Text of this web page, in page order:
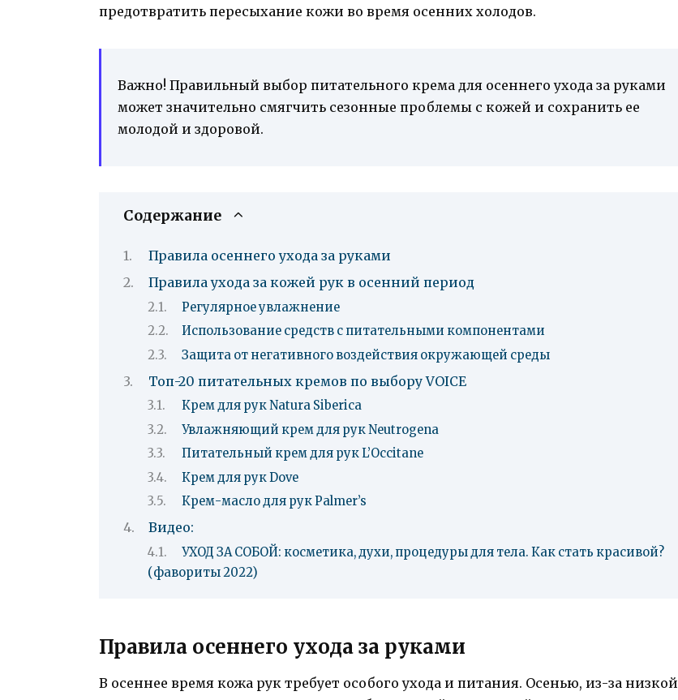
предотвратить пересыхание кожи во время осенних холодов.
Важно! Правильный выбор питательного крема для осеннего ухода за руками
может значительно смягчить сезонные проблемы с кожей и сохранить ее
молодой и здоровой.
Содержание
Правила осеннего ухода за руками
Правила ухода за кожей рук в осенний период
Регулярное увлажнение
Использование средств с питательными компонентами
Защита от негативного воздействия окружающей среды
Топ-20 питательных кремов по выбору VOICE
Крем для рук Natura Siberica
Увлажняющий крем для рук Neutrogena
Питательный крем для рук L’Occitane
Крем для рук Dove
Крем-масло для рук Palmer’s
Видео:
УХОД ЗА СОБОЙ: косметика, духи, процедуры для тела. Как стать красивой?
(фавориты 2022)
Правила осеннего ухода за руками
В осеннее время кожа рук требует особого ухода и питания. Осенью, из-за низкой